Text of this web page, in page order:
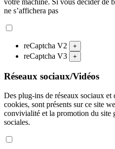
votre machine. Si vous décider de
ne s’affichera pas
reCaptcha V2 +
reCaptcha V3 +
Réseaux sociaux/Vidéos
Des plug-ins de réseaux sociaux
cookies, sont présents sur ce site
convivialité et la promotion du site
sociales.